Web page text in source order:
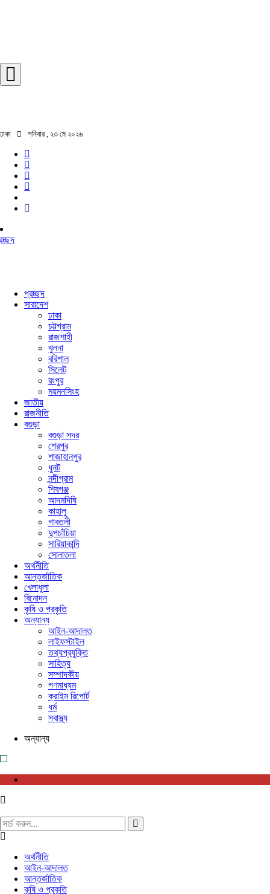
ঢাকা শনিবার , ২৩ মে ২০২৬
প্রচ্ছদ
সারাদেশ
ঢাকা
চট্টগ্রাম
রাজশাহী
খুলনা
বরিশাল
সিলেট
রংপুর
ময়মনসিংহ
জাতীয়
রাজনীতি
বগুড়া
বগুড়া সদর
শেরপুর
শাজাহানপুর
ধুনট
নন্দীগ্রাম
শিবগঞ্জ
আদমদিঘি
কাহালু
গাবতলী
দুপচাঁচিয়া
সারিয়াকান্দি
সোনাতলা
অর্থনীতি
আন্তর্জাতিক
খেলাধুলা
বিনোদন
কৃষি ও প্রকৃতি
অন্যান্য
আইন-আদালত
লাইফস্টাইল
তথ্যপ্রযুক্তি
সাহিত্য
সম্পাদকীয়
গণমাধ্যম
ক্রাইম রিপোর্ট
ধর্ম
স্বাস্থ্য
অন্যান্য
অর্থনীতি
আইন-আদালত
আন্তর্জাতিক
কৃষি ও প্রকৃতি